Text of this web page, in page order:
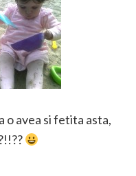
o avea si fetita asta,